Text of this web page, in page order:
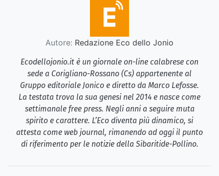
Autore: Redazione Eco dello Jonio
Ecodellojonio.it è un giornale on-line calabrese con
sede a Corigliano-Rossano (Cs) appartenente al
Gruppo editoriale Jonico e diretto da Marco Lefosse.
La testata trova la sua genesi nel 2014 e nasce come
settimanale free press. Negli anni a seguire muta
spirito e carattere. L’Eco diventa più dinamico, si
attesta come web journal, rimanendo ad oggi il punto
di riferimento per le notizie della Sibaritide-Pollino.